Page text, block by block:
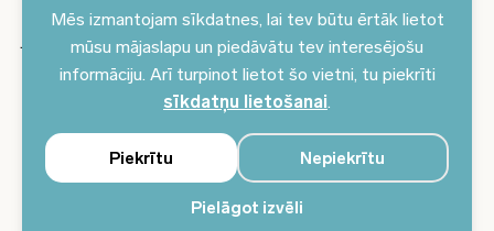
Mēs izmantojam sīkdatnes, lai tev būtu ērtāk lietot
mūsu mājaslapu un piedāvātu tev interesējošu
informāciju. Arī turpinot lietot šo vietni, tu piekrīti
sīkdatņu lietošanai.
Pielāgot izvēli
Nepiekrītu
Piekrītu
Pierakstieties jaunumiem un saņemiet aktuālākos
jaunumus savā e-pastā!
Pieteikties jaunumiem